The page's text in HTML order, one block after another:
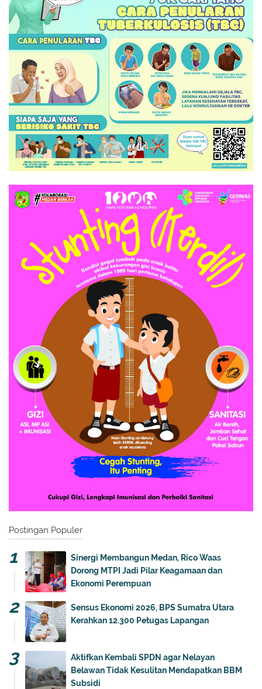
Postingan Populer
Sinergi Membangun Medan, Rico Waas
Dorong MTPI Jadi Pilar Keagamaan dan
Ekonomi Perempuan
Sensus Ekonomi 2026, BPS Sumatra Utara
Kerahkan 12.300 Petugas Lapangan
Aktifkan Kembali SPDN agar Nelayan
Belawan Tidak Kesulitan Mendapatkan BBM
Subsidi